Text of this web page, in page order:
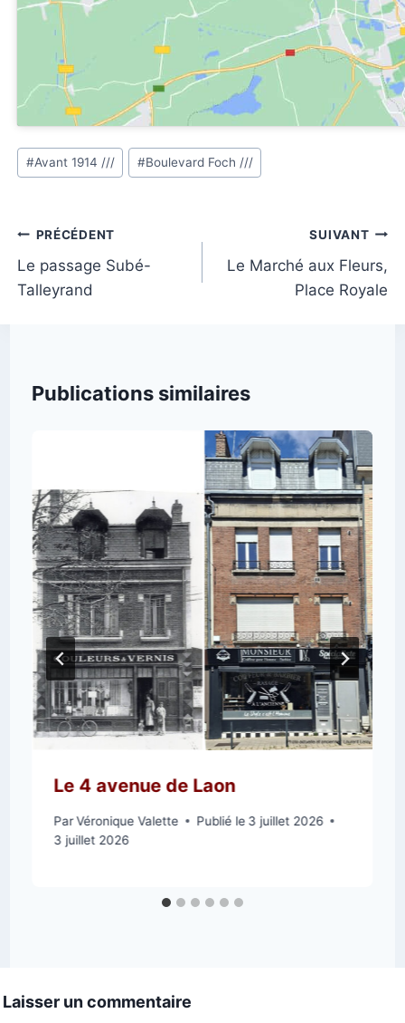
Étiquettes
de
publication :
#Avant 1914 /// #Boulevard Foch ///
Navigation
de
l’article
PRÉCÉDENT
Le passage Subé-
Talleyrand
SUIVANT
Le Marché aux Fleurs,
Place Royale
Publications similaires
Le 4 avenue de Laon
ParVéronique Valette Publié le 3 juillet 2026
3 juillet 2026
Laisser un commentaire